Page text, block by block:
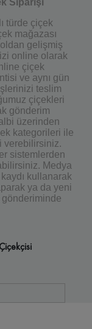
Siparişi
türde çiçek
mağazası
gelişmiş
online olarak
çiçek
ve aynı gün
teslim
çiçekleri
gönderim
üzerinden
kategorileri ile
verebilirsiniz.
sistemlerden
Medya
kullanarak
ya da yeni